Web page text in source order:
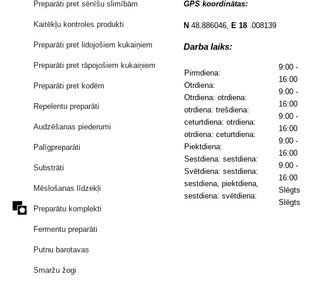
Preparāti pret sēnīšu slimībām
Kaitēkļu kontroles produkti
Preparāti pret lidojošiem kukaiņiem
Preparāti pret rāpojošiem kukaiņiem
Preparāti pret kodēm
Repelentu preparāti
Audzēšanas piederumi
Palīgpreparāti
Substrāti
Mēslošanas līdzekļi
Preparātu komplekti
Fermentu preparāti
Putnu barotavas
Smaržu žogi
GPS koordinātas:
N 48.886046, E 18 .008139
Darba laiks:
Pirmdiena:
Otrdiena:
Otrdiena: otrdiena:
otrdiena: trešdiena:
ceturtdiena: otrdiena:
otrdiena: ceturtdiena:
Piektdiena:
Sestdiena: sestdiena:
Svētdiena: sestdiena:
sestdiena, piektdiena,
sestdiena: svētdiena:
9:00 -
16:00
9:00 -
16:00
9:00 -
16:00
9:00 -
16:00
9:00 -
16:00
Slēgts
Slēgts